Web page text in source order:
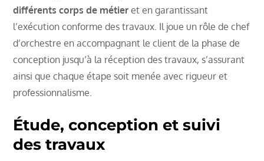
différents corps de métier et en garantissant
l’exécution conforme des travaux. Il joue un rôle de chef
d’orchestre en accompagnant le client de la phase de
conception jusqu’à la réception des travaux, s’assurant
ainsi que chaque étape soit menée avec rigueur et
professionnalisme.
Étude, conception et suivi
des travaux